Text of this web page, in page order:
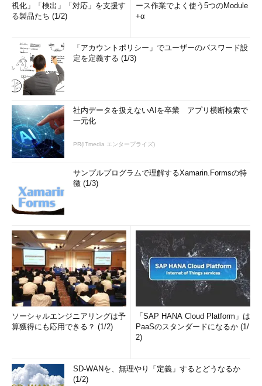
視化」「検出」「対応」を支援す
る製品たち (1/2)
ース作業でよく使う5つのModule
+α
「アカウントポリシー」でユーザーのパスワード設
定を定義する (1/3)
社内データを扱えないAIを卒業 アプリ横断検索で
一元化
PR(ITmedia エンタープライズ)
サンプルプログラムで理解するXamarin.Formsの特
徴 (1/3)
ソーシャルエンジニアリングは予
算獲得にも応用できる？ (1/2)
「SAP HANA Cloud Platform」は
PaaSのスタンダードになるか (1/
2)
SD-WANを、無理やり「定義」するとどうなるか
(1/2)